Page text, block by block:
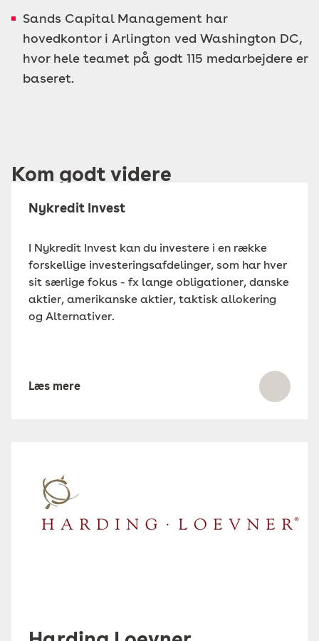
Sands Capital Management har
hovedkontor i Arlington ved Washington DC,
hvor hele teamet på godt 115 medarbejdere er
baseret.
Kom godt videre
Nykredit Invest
I Nykredit Invest kan du investere i en række
forskellige investeringsafdelinger, som har hver
sit særlige fokus - fx lange obligationer, danske
aktier, amerikanske aktier, taktisk allokering
og Alternativer.
Læs mere